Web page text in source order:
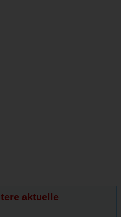
aktuelle